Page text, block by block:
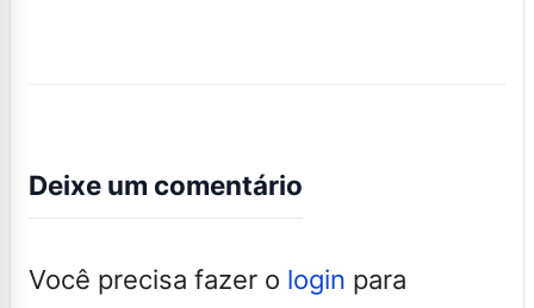
Deixe um comentário
Você precisa fazer o login para